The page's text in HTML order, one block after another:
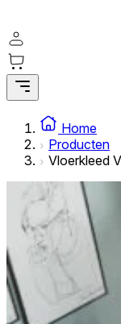
Home
Producten
Vloerkleed